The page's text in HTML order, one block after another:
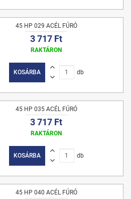
45 HP 029 ACÉL FÚRÓ
3 717 Ft
RAKTÁRON
KOSÁRBA db
45 HP 035 ACÉL FÚRÓ
3 717 Ft
RAKTÁRON
KOSÁRBA db
45 HP 040 ACÉL FÚRÓ